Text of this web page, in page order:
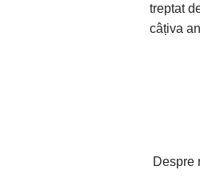
treptat
câțiva
Despre